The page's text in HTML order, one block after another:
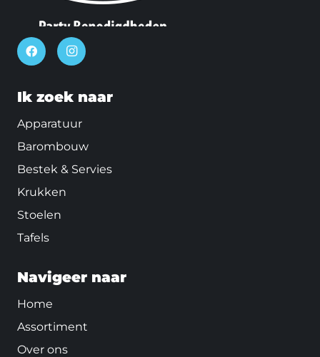
Ik zoek naar
Apparatuur
Barombouw
Bestek & Servies
Krukken
Stoelen
Tafels
Navigeer naar
Home
Assortiment
Over ons